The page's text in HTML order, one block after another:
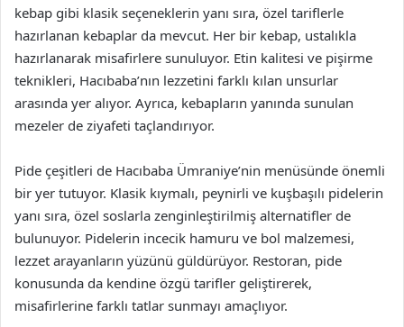
kebap gibi klasik seçeneklerin yanı sıra, özel tariflerle
hazırlanan kebaplar da mevcut. Her bir kebap, ustalıkla
hazırlanarak misafirlere sunuluyor. Etin kalitesi ve pişirme
teknikleri, Hacıbaba’nın lezzetini farklı kılan unsurlar
arasında yer alıyor. Ayrıca, kebapların yanında sunulan
mezeler de ziyafeti taçlandırıyor.
Pide çeşitleri de Hacıbaba Ümraniye’nin menüsünde önemli
bir yer tutuyor. Klasik kıymalı, peynirli ve kuşbaşılı pidelerin
yanı sıra, özel soslarla zenginleştirilmiş alternatifler de
bulunuyor. Pidelerin incecik hamuru ve bol malzemesi,
lezzet arayanların yüzünü güldürüyor. Restoran, pide
konusunda da kendine özgü tarifler geliştirerek,
misafirlerine farklı tatlar sunmayı amaçlıyor.